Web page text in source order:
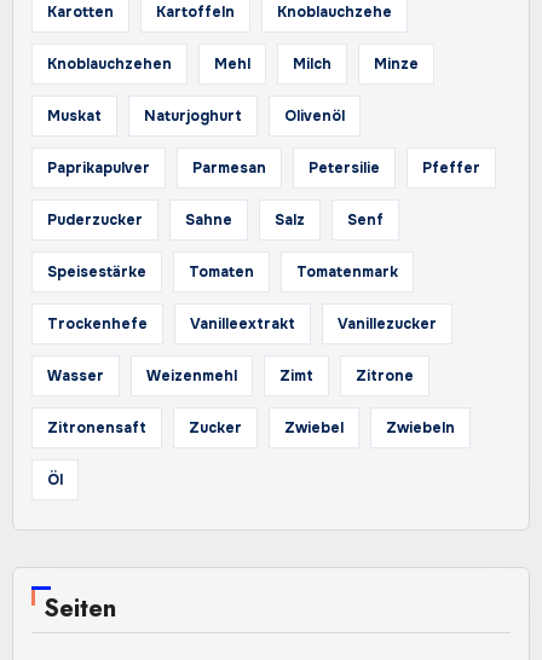
Karotten Kartoffeln Knoblauchzehe
Knoblauchzehen Mehl Milch Minze
Muskat Naturjoghurt Olivenöl
Paprikapulver Parmesan Petersilie Pfeffer
Puderzucker Sahne Salz Senf
Speisestärke Tomaten Tomatenmark
Trockenhefe Vanilleextrakt Vanillezucker
Wasser Weizenmehl Zimt Zitrone
Zitronensaft Zucker Zwiebel Zwiebeln
Öl
Seiten